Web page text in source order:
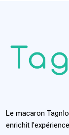
Le macaron
enrichit